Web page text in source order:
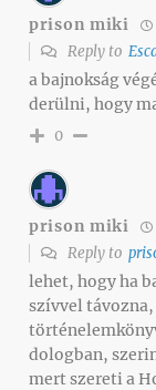
prison miki
Reply to
a bajnokság
derülni, hogy
0
prison miki
Reply to
lehet, hogy ha
szívvel
dologban,
mert szereti a